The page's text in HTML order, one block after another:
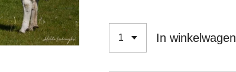
In winkelwagen